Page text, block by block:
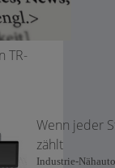
TR-
Wenn jeder
zählt
Industrie-